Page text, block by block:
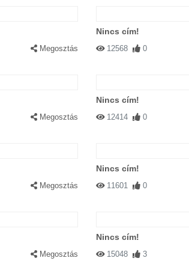
Megosztás
Nincs cím!
12568 0
Megosztás
Nincs cím!
12414 0
Megosztás
Nincs cím!
11601 0
Megosztás
Nincs cím!
15048 3